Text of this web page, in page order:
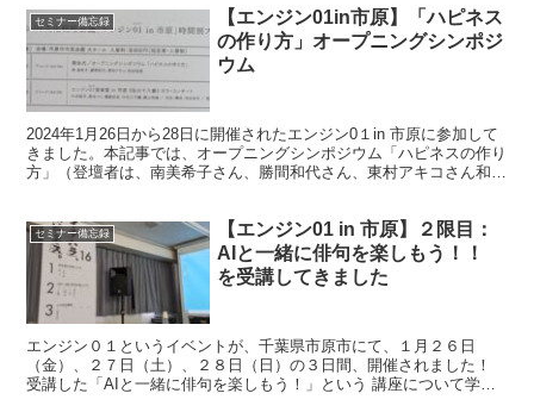
セミナー備忘録
【エンジン01in市原】「ハピネス
の作り方」オープニングシンポジ
ウム
2024年1月26日から28日に開催されたエンジン0１in 市原に参加して
きました。本記事では、オープニングシンポジウム「ハピネスの作り
方」（登壇者は、南美希子さん、勝間和代さん、東村アキコさん和田
セミナー備忘録
【エンジン01 in 市原】２限目：
AIと一緒に俳句を楽しもう！！
を受講してきました
エンジン０１というイベントが、千葉県市原市にて、１月２６日
（金）、２７日（土）、２８日（日）の３日間、開催されました！
受講した「AIと一緒に俳句を楽しもう！」という 講座について学ん